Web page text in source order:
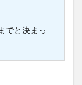
でと決まっ